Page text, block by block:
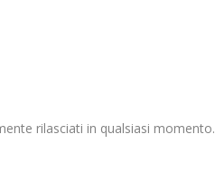
rilasciati in qualsiasi momento.